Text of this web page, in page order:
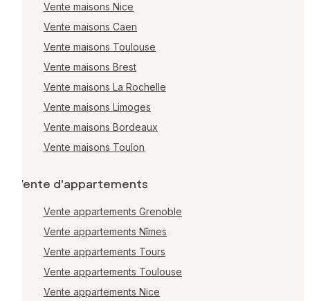
Vente maisons Nice
Vente maisons Caen
Vente maisons Toulouse
Vente maisons Brest
Vente maisons La Rochelle
Vente maisons Limoges
Vente maisons Bordeaux
Vente maisons Toulon
Vente d'appartements
Vente appartements Grenoble
Vente appartements Nîmes
Vente appartements Tours
Vente appartements Toulouse
Vente appartements Nice